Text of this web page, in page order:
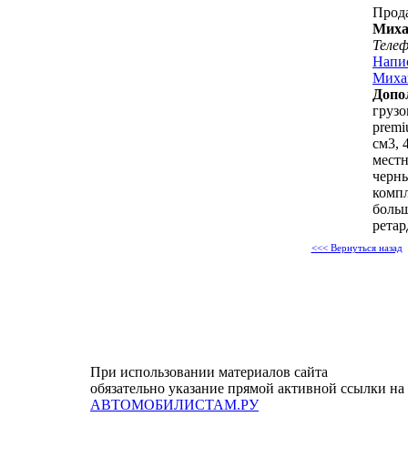
см3,
<<< Вернуться назад
При использовании материалов сайта
обязательно указание прямой активной ссылки на
АВТОМОБИЛИСТАМ.РУ